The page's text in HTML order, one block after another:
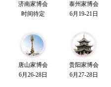
济南家博会
时间待定
泰州家博会
6月19-21日
唐山家博会
6月26-28日
贵阳家博会
6月27-28日